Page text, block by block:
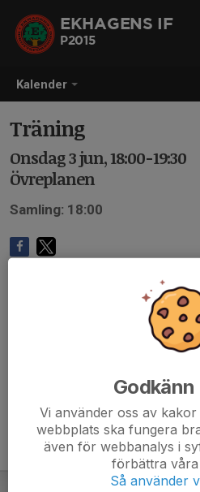
Kalender
EKHAGENS IF
P2015
Träning
Onsdag 3 jun, 18:00-19:30
Övreplanen
Samling: 18:00
Vi använder oss av
webbplats ska fungera
även för webbanalys i
förbättra våra
Så använder